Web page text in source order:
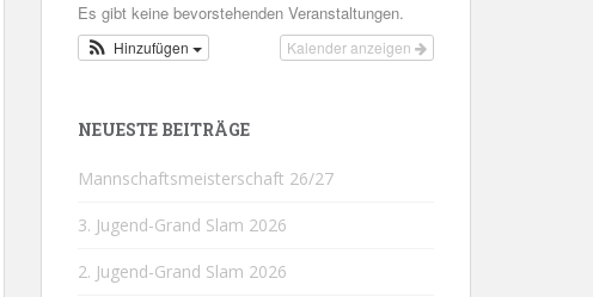
Es gibt keine bevorstehenden Veranstaltungen.
Kalender anzeigen
Hinzufügen
NEUESTE BEITRÄGE
Mannschaftsmeisterschaft 26/27
3. Jugend-Grand Slam 2026
2. Jugend-Grand Slam 2026